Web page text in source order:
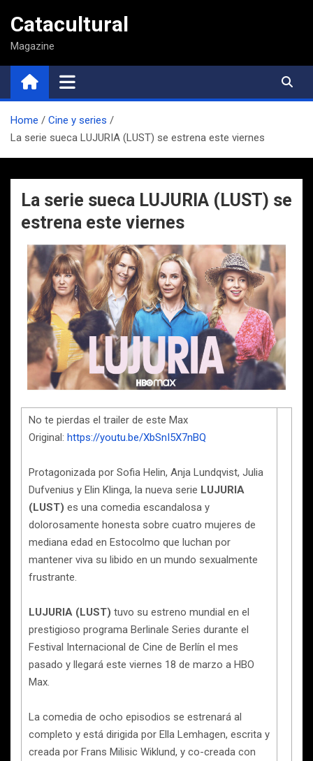
contenido
Catacultural
Magazine
Home
Cine y series
La serie sueca LUJURIA (LUST) se estrena este viernes
La serie sueca LUJURIA (LUST) se
estrena este viernes
No te pierdas el trailer de este Max
Original: https://youtu.be/XbSnI5X7nBQ
Protagonizada por Sofia Helin, Anja Lundqvist, Julia
Dufvenius y Elin Klinga, la nueva serie LUJURIA
(LUST) es una comedia escandalosa y
dolorosamente honesta sobre cuatro mujeres de
mediana edad en Estocolmo que luchan por
mantener viva su libido en un mundo sexualmente
frustrante.
LUJURIA (LUST) tuvo su estreno mundial en el
prestigioso programa Berlinale Series durante el
Festival Internacional de Cine de Berlín el mes
pasado y llegará este viernes 18 de marzo a HBO
Max.
La comedia de ocho episodios se estrenará al
completo y está dirigida por Ella Lemhagen, escrita y
creada por Frans Milisic Wiklund, y co-creada con